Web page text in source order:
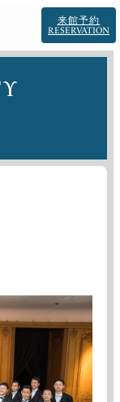
来館予約
RESERVATION